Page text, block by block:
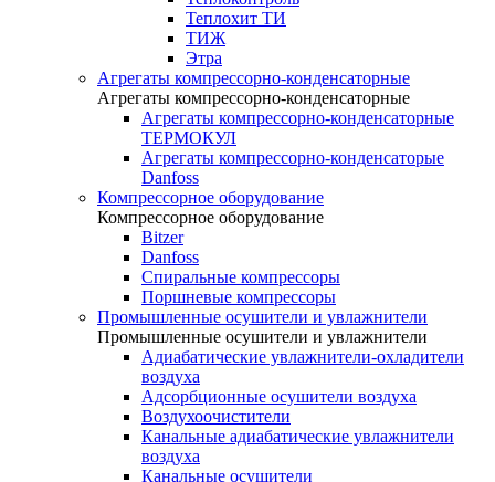
Теплохит ТИ
ТИЖ
Этра
Агрегаты компрессорно-конденсаторные
Агрегаты компрессорно-конденсаторные
Агрегаты компрессорно-конденсаторные
ТЕРМОКУЛ
Агрегаты компрессорно-конденсаторые
Danfoss
Компрессорное оборудование
Компрессорное оборудование
Bitzer
Danfoss
Спиральные компрессоры
Поршневые компрессоры
Промышленные осушители и увлажнители
Промышленные осушители и увлажнители
Адиабатические увлажнители-охладители
воздуха
Адсорбционные осушители воздуха
Воздухоочистители
Канальные адиабатические увлажнители
воздуха
Канальные осушители